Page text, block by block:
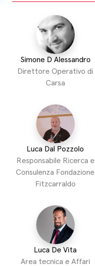
Simone D Alessandro
Direttore Operativo di
Carsa
Luca Dal Pozzolo
Responsabile Ricerca e
Consulenza Fondazione
Fitzcarraldo
Luca De Vita
Area tecnica e Affari